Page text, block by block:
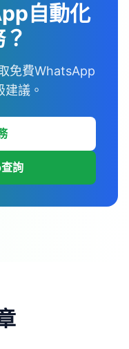
自動化
免費WhatsApp
議。
詢